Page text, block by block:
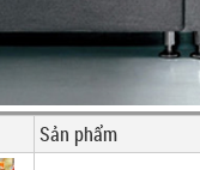
Sản phẩm